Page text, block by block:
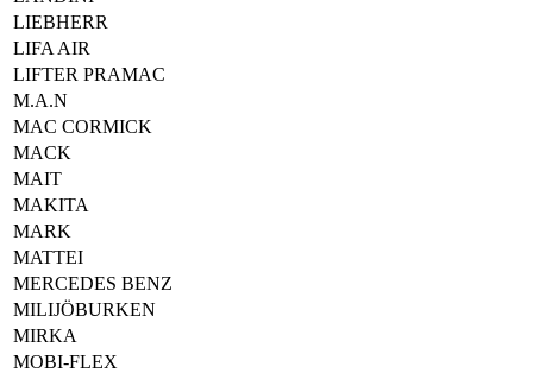
LIEBHERR
LIFA AIR
LIFTER PRAMAC
M.A.N
MAC CORMICK
MACK
MAIT
MAKITA
MARK
MATTEI
MERCEDES BENZ
MILIJÖBURKEN
MIRKA
MOBI-FLEX